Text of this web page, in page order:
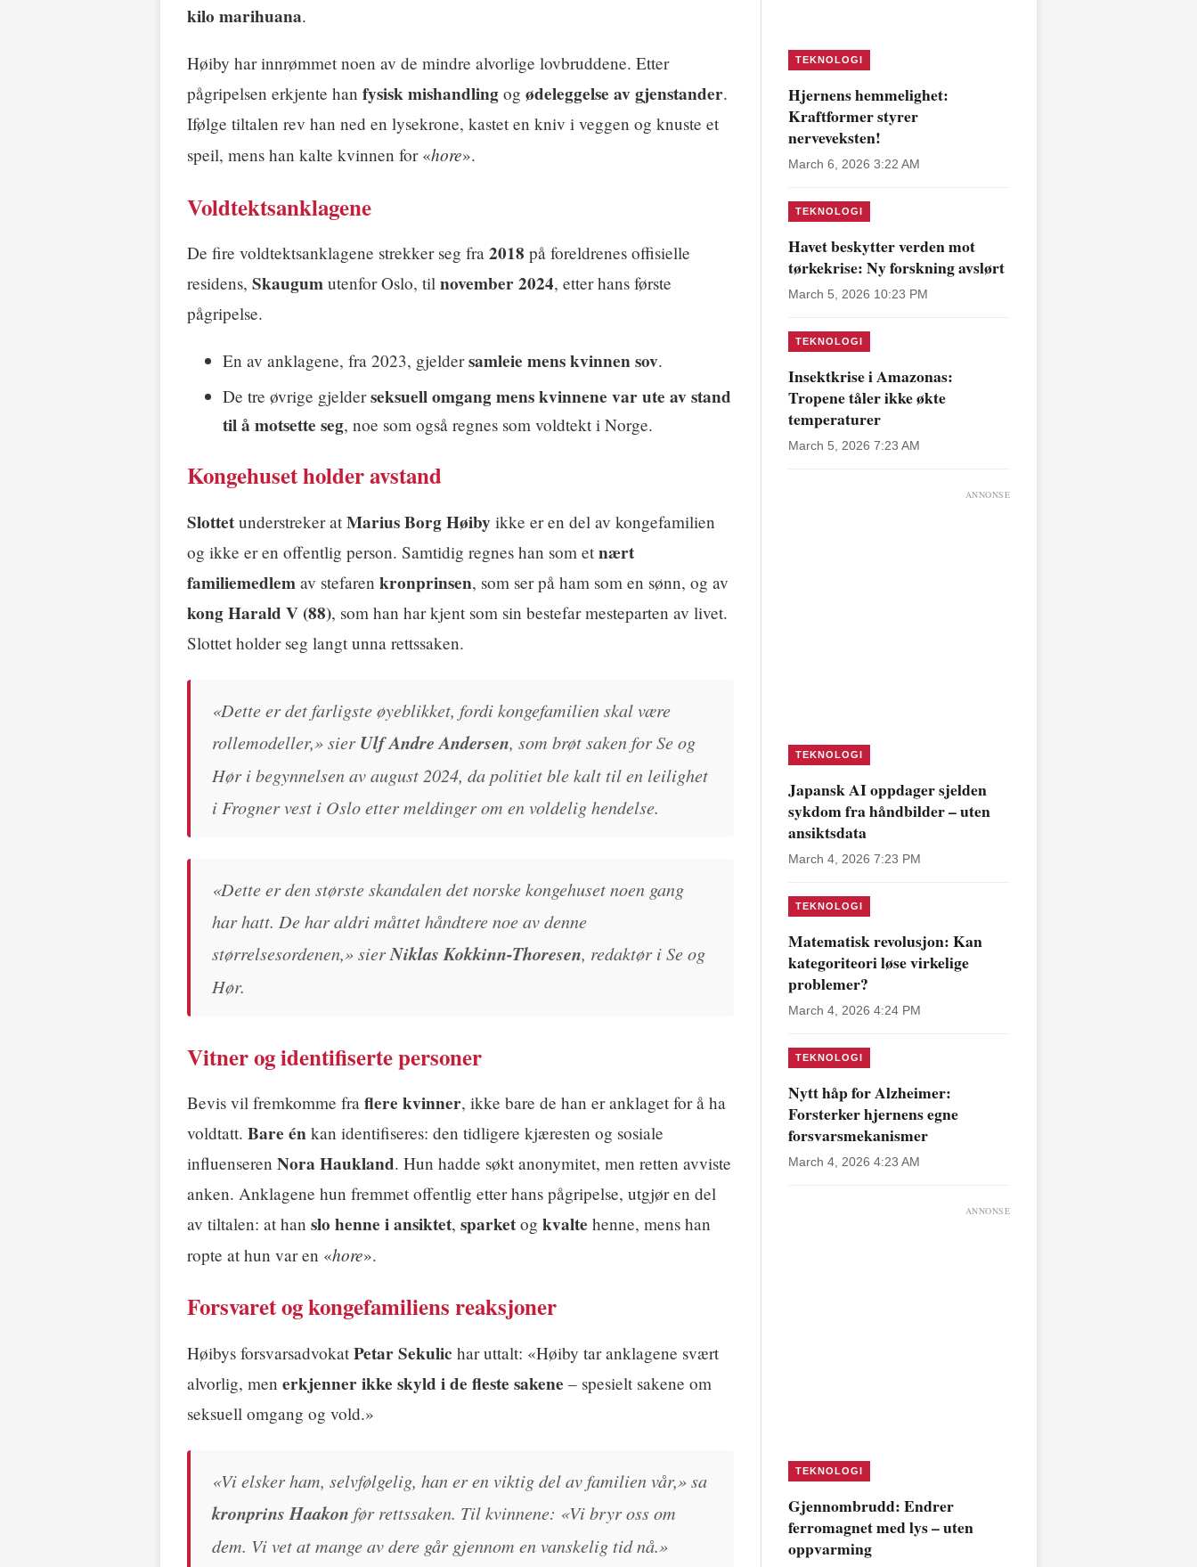
kilo marihuana.
Høiby har innrømmet noen av de mindre alvorlige lovbruddene. Etter
pågripelsen erkjente han fysisk mishandling og ødeleggelse av gjenstander.
Ifølge tiltalen rev han ned en lysekrone, kastet en kniv i veggen og knuste et
speil, mens han kalte kvinnen for «hore».
Voldtektsanklagene
De fire voldtektsanklagene strekker seg fra 2018 på foreldrenes offisielle
residens, Skaugum utenfor Oslo, til november 2024, etter hans første
pågripelse.
En av anklagene, fra 2023, gjeldersamleie mens kvinnen sov.
De tre øvrige gjelderseksuell omgang mens kvinnene var ute av stand
til å motsette seg, noe som også regnes som voldtekt i Norge.
Kongehuset holder avstand
Slottet understreker at Marius Borg Høiby ikke er en del av kongefamilien
og ikke er en offentlig person. Samtidig regnes han som et nært
familiemedlem av stefaren kronprinsen, som ser på ham som en sønn, og av
kong Harald V (88), som han har kjent som sin bestefar mesteparten av livet.
Slottet holder seg langt unna rettssaken.
«Dette er det farligste øyeblikket, fordi kongefamilien skal være
rollemodeller,» sierUlf Andre Andersen, som brøt saken for Se og
Hør i begynnelsen av august 2024, da politiet ble kalt til en leilighet
i Frogner vest i Oslo etter meldinger om en voldelig hendelse.
«Dette er den største skandalen det norske kongehuset noen gang
har hatt. De har aldri måttet håndtere noe av denne
størrelsesordenen,» sierNiklas Kokkinn-Thoresen, redaktør i Se og
Hør.
Vitner og identifiserte personer
Bevis vil fremkomme fra flere kvinner, ikke bare de han er anklaget for å ha
voldtatt. Bare én kan identifiseres: den tidligere kjæresten og sosiale
influenseren Nora Haukland. Hun hadde søkt anonymitet, men retten avviste
anken. Anklagene hun fremmet offentlig etter hans pågripelse, utgjør en del
av tiltalen: at han slo henne i ansiktet, sparket og kvalte henne, mens han
ropte at hun var en «hore».
Forsvaret og kongefamiliens reaksjoner
Høibys forsvarsadvokat Petar Sekulic har uttalt: «Høiby tar anklagene svært
alvorlig, men erkjenner ikke skyld i de fleste sakene – spesielt sakene om
seksuell omgang og vold.»
«Vi elsker ham, selvfølgelig, han er en viktig del av familien vår,» sa
kronprins Haakon før rettssaken. Til kvinnene: «Vi bryr oss om
dem. Vi vet at mange av dere går gjennom en vanskelig tid nå.»
TEKNOLOGI
Hjernens hemmelighet:
Kraftformer styrer
nerveveksten!
March 6, 2026 3:22 AM
TEKNOLOGI
Havet beskytter verden mot
tørkekrise: Ny forskning avslørt
March 5, 2026 10:23 PM
TEKNOLOGI
Insektkrise i Amazonas:
Tropene tåler ikke økte
temperaturer
March 5, 2026 7:23 AM
ANNONSE
TEKNOLOGI
Japansk AI oppdager sjelden
sykdom fra håndbilder – uten
ansiktsdata
March 4, 2026 7:23 PM
TEKNOLOGI
Matematisk revolusjon: Kan
kategoriteori løse virkelige
problemer?
March 4, 2026 4:24 PM
TEKNOLOGI
Nytt håp for Alzheimer:
Forsterker hjernens egne
forsvarsmekanismer
March 4, 2026 4:23 AM
ANNONSE
TEKNOLOGI
Gjennombrudd: Endrer
ferromagnet med lys – uten
oppvarming